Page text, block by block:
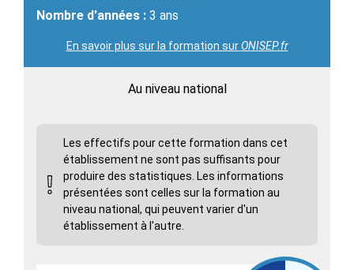
Nombre d'années : 3 ans
En savoir plus sur la formation surONISEP.fr
Au niveau national
Les effectifs pour cette formation dans cet
établissement ne sont pas suffisants pour
produire des statistiques. Les informations
présentées sont celles sur la formation au
niveau national, qui peuvent varier d'un
établissement à l'autre.